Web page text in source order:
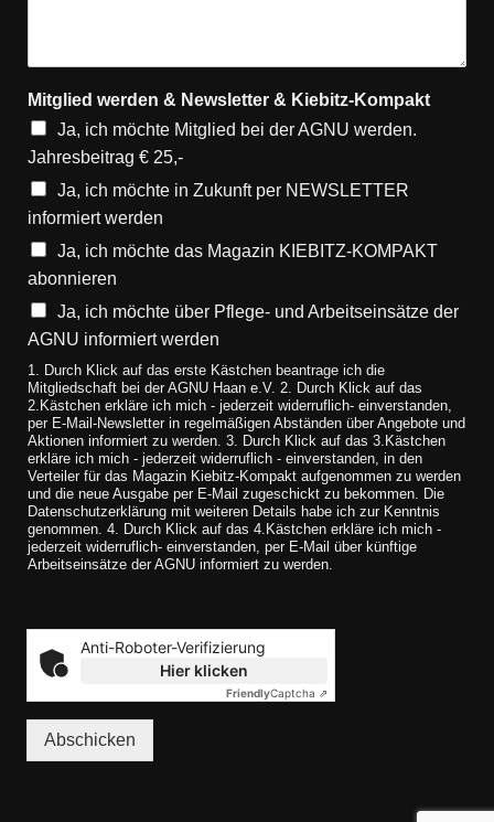
Mitglied werden & Newsletter & Kiebitz-Kompakt
Ja, ich möchte Mitglied bei der AGNU werden.
Jahresbeitrag € 25,-
Ja, ich möchte in Zukunft per NEWSLETTER
informiert werden
Ja, ich möchte das Magazin KIEBITZ-KOMPAKT
abonnieren
Ja, ich möchte über Pflege- und Arbeitseinsätze der
AGNU informiert werden
1. Durch Klick auf das erste Kästchen beantrage ich die
Mitgliedschaft bei der AGNU Haan e.V. 2. Durch Klick auf das
2.Kästchen erkläre ich mich - jederzeit widerruflich- einverstanden,
per E-Mail-Newsletter in regelmäßigen Abständen über Angebote und
Aktionen informiert zu werden. 3. Durch Klick auf das 3.Kästchen
erkläre ich mich - jederzeit widerruflich - einverstanden, in den
Verteiler für das Magazin Kiebitz-Kompakt aufgenommen zu werden
und die neue Ausgabe per E-Mail zugeschickt zu bekommen. Die
Datenschutzerklärung mit weiteren Details habe ich zur Kenntnis
genommen. 4. Durch Klick auf das 4.Kästchen erkläre ich mich -
jederzeit widerruflich- einverstanden, per E-Mail über künftige
Arbeitseinsätze der AGNU informiert zu werden.
Anti-Roboter-Verifizierung
Hier klicken
FriendlyCaptcha ⇗
Abschicken